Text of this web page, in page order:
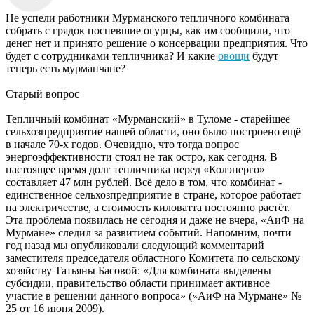
Не успели работники Мурманского тепличного комбината
собрать с грядок поспевшие огурцы, как им сообщили, что
денег нет и принято решение о консервации предприятия. Что
будет с сотрудниками тепличника? И какие овощи будут
теперь есть мурманчане?
Старый вопрос
Тепличный комбинат «Мурманский» в Туломе - старейшее
сельхозпредприятие нашей области, оно было построено ещё
в начале 70-х годов. Очевидно, что тогда вопрос
энергоэффективности стоял не так остро, как сегодня. В
настоящее время долг тепличника перед «Колэнерго»
составляет 47 млн рублей. Всё дело в том, что комбинат -
единственное сельхозпредприятие в стране, которое работает
на электричестве, а стоимость киловатта постоянно растёт.
Эта проблема появилась не сегодня и даже не вчера, «АиФ на
Мурмане» следил за развитием событий. Напомним, почти
год назад мы опубликовали следующий комментарий
заместителя председателя областного Комитета по сельскому
хозяйству Татьяны Басовой: «Для комбината выделены
субсидии, правительство области принимает активное
участие в решении данного вопроса» («АиФ на Мурмане» №
25 от 16 июня 2009).